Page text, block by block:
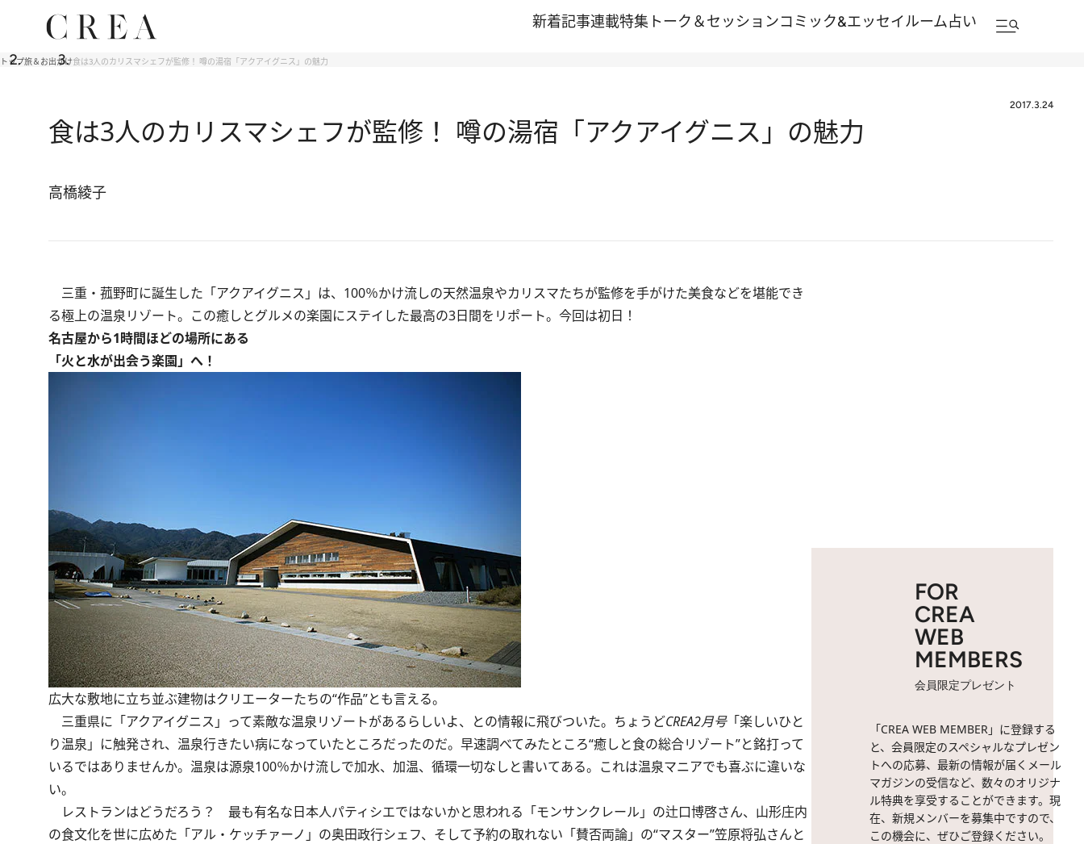
新着記事連載特集 トーク＆セッションコミック&エッセイルーム占い
トップ旅＆お出かけ食は3人のカリスマシェフが監修！ 噂の湯宿「アクアイグニス」の魅力
2017.3.24
食は3人のカリスマシェフが監修！ 噂の湯宿「アクアイグニス」の魅力
高橋綾子
三重・菰野町に誕生した「アクアイグニス」は、100％かけ流しの天然温泉やカリスマたちが監修を手がけた美食などを堪能でき
る極上の温泉リゾート。この癒しとグルメの楽園にステイした最高の3日間をリポート。今回は初日！
名古屋から1時間ほどの場所にある
「火と水が出会う楽園」へ！
広大な敷地に立ち並ぶ建物はクリエーターたちの“作品”とも言える。
三重県に「アクアイグニス」って素敵な温泉リゾートがあるらしいよ、との情報に飛びついた。ちょうどCREA2月号「楽しいひと
り温泉」に触発され、温泉行きたい病になっていたところだったのだ。早速調べてみたところ“癒しと食の総合リゾート”と銘打って
いるではありませんか。温泉は源泉100％かけ流しで加水、加温、循環一切なしと書いてある。これは温泉マニアでも喜ぶに違いな
い。
レストランはどうだろう？ 最も有名な日本人パティシエではないかと思われる「モンサンクレール」の辻口博啓さん、山形庄内
の食文化を世に広めた「アル・ケッチァーノ」の奥田政行シェフ、そして予約の取れない「賛否両論」の“マスター”笠原将弘さんと
FOR
CREA
WEB
MEMBERS
会員限定プレゼント
「CREA WEB MEMBER」に登録する
と、会員限定のスペシャルなプレゼン
トへの応募、最新の情報が届くメール
マガジンの受信など、数々のオリジナ
ル特典を享受することができます。現
在、新規メンバーを募集中ですので、
この機会に、ぜひご登録ください。